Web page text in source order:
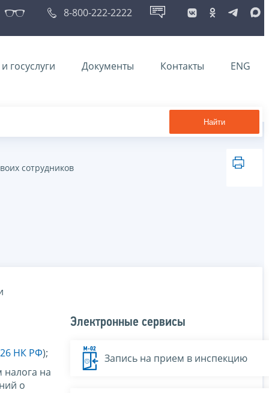
8-800-222-2222
госуслуги Документы Контакты ENG
Найти
сотрудников
НК РФ);
налога на
о
Электронные сервисы
Запись на прием в инспекцию